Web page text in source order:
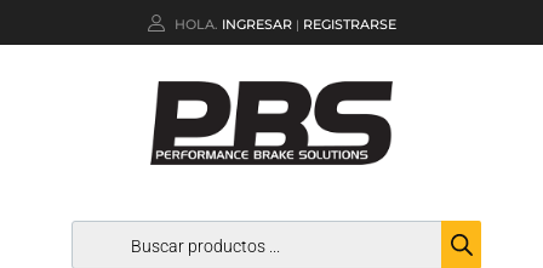
HOLA. INGRESAR | REGISTRARSE